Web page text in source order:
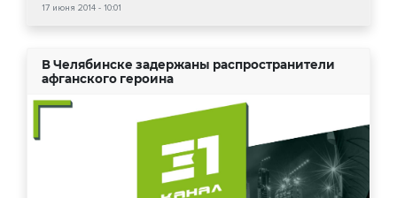
17 июня 2014 - 10:01
В Челябинске задержаны распространители
афганского героина